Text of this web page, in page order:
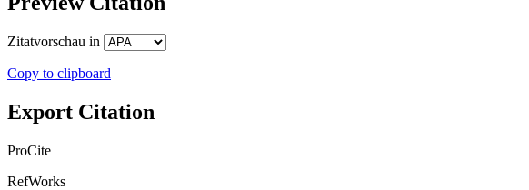
Zitatvorschau in
Copy to clipboard
Export Citation
ProCite
RefWorks